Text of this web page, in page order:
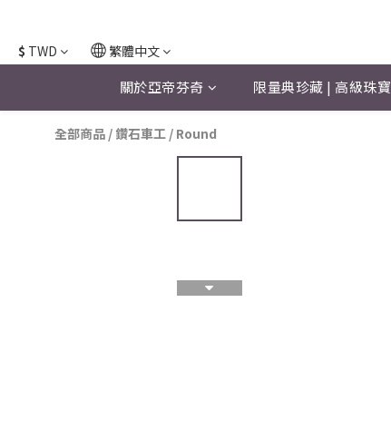
$ TWD 繁體中文
關於亞帝芬奇 限量典珍藏 | 高級珠寶
全部商品 / 鑽石車工 / Round